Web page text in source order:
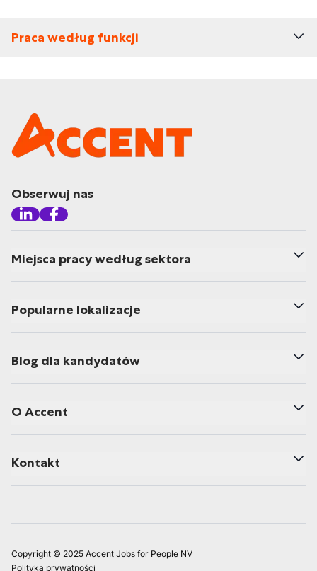
Praca według funkcji
Obserwuj nas
Miejsca pracy według sektora
Popularne lokalizacje
Blog dla kandydatów
O Accent
Kontakt
Copyright © 2025 Accent Jobs for People NV
Polityka prywatności